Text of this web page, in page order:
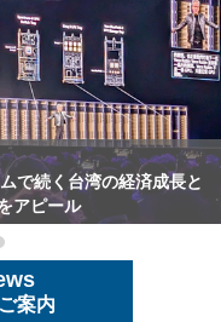
で続く台湾の経済成長と
アピール
ご案内